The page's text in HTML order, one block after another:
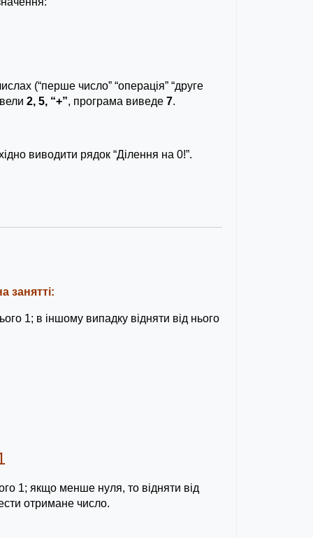
(“перше число” “операція” “друге
2, 5, “+”, програма виведе7.
виводити рядок “Ділення на 0!”.
занятті:
1; в іншому випадку відняти від нього
1; якщо менше нуля, то відняти від
отримане число.